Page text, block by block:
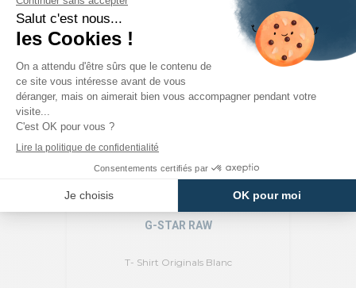
T- Shirt Originals Blanc
G-STAR RAW